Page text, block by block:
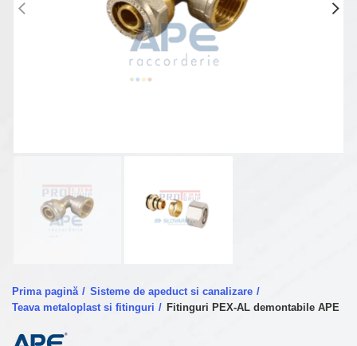
Prima pagină
Sisteme de apeduct si canalizare
Teava metaloplast si fitinguri
Fitinguri PEX-AL demontabile APE